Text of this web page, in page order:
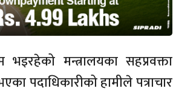
मन्त्रालयका सहप्रवक्ता
पदाधिकारीको हामीले पत्राचार